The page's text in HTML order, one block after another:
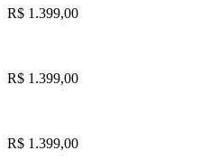
R$ 1.399,00
R$ 1.399,00
R$ 1.399,00